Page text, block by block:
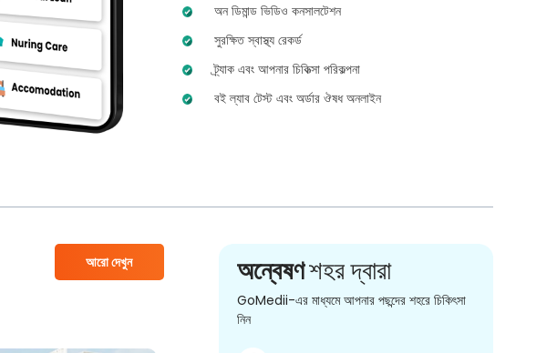
অন ডিমান্ড ভিডিও কনসালটেশন
সুরক্ষিত স্বাস্থ্য রেকর্ড
ট্র্যাক এবং আপনার চিকিত্সা পরিকল্পনা
বই ল্যাব টেস্ট এবং অর্ডার ঔষধ অনলাইন
আরো দেখুন অন্বেষণশহর দ্বারা
GoMedii-এর মাধ্যমে আপনার পছন্দের শহরে চিকিৎসা
নিন